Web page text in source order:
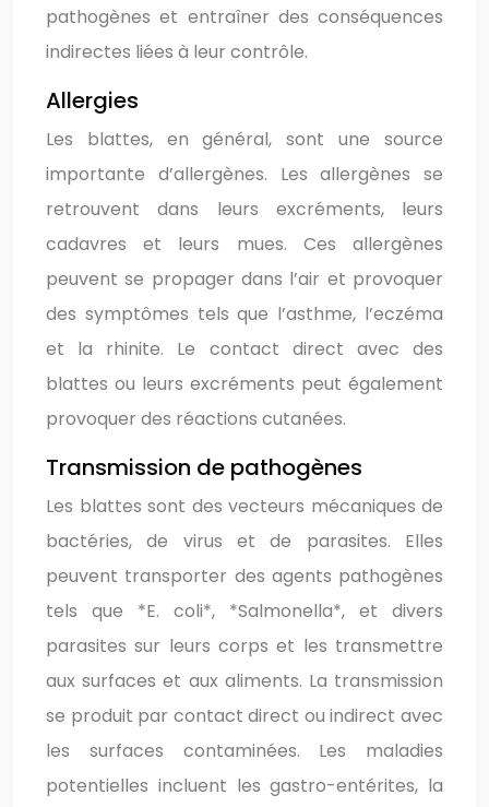
pathogènes et entraîner des conséquences
indirectes liées à leur contrôle.
Allergies
Les blattes, en général, sont une source
importante d’allergènes. Les allergènes se
retrouvent dans leurs excréments, leurs
cadavres et leurs mues. Ces allergènes
peuvent se propager dans l’air et provoquer
des symptômes tels que l’asthme, l’eczéma
et la rhinite. Le contact direct avec des
blattes ou leurs excréments peut également
provoquer des réactions cutanées.
Transmission de pathogènes
Les blattes sont des vecteurs mécaniques de
bactéries, de virus et de parasites. Elles
peuvent transporter des agents pathogènes
tels que *E. coli*, *Salmonella*, et divers
parasites sur leurs corps et les transmettre
aux surfaces et aux aliments. La transmission
se produit par contact direct ou indirect avec
les surfaces contaminées. Les maladies
potentielles incluent les gastro-entérites, la